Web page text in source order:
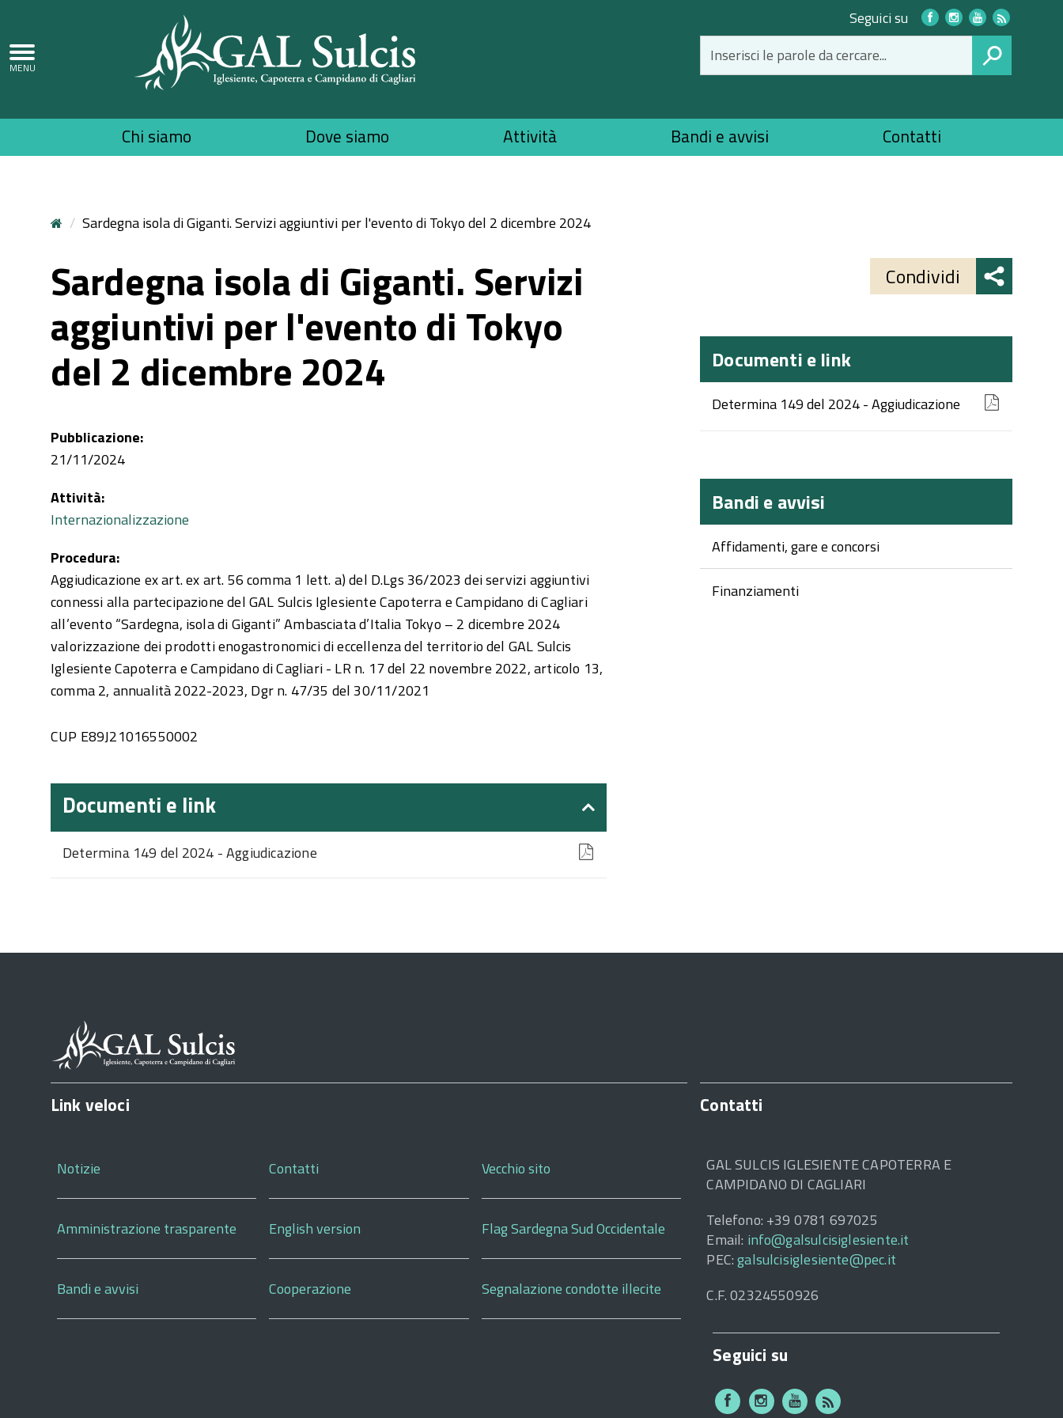
Link
social
Seguici su
Top Chi siamo Dove siamo Attività Bandi e avvisi Contatti
Sardegna isola di Giganti. Servizi aggiuntivi per l'evento di Tokyo del 2 dicembre 2024
Sardegna isola di Giganti. Servizi
aggiuntivi per l'evento di Tokyo
del 2 dicembre 2024
Pubblicazione:
21/11/2024
Attività:
Internazionalizzazione
Procedura:
Aggiudicazione ex art. ex art. 56 comma 1 lett. a) del D.Lgs 36/2023 dei servizi aggiuntivi
connessi alla partecipazione del GAL Sulcis Iglesiente Capoterra e Campidano di Cagliari
all’evento “Sardegna, isola di Giganti” Ambasciata d’Italia Tokyo – 2 dicembre 2024
valorizzazione dei prodotti enogastronomici di eccellenza del territorio del GAL Sulcis
Iglesiente Capoterra e Campidano di Cagliari - LR n. 17 del 22 novembre 2022, articolo 13,
comma 2, annualità 2022-2023, Dgr n. 47/35 del 30/11/2021
CUP E89J21016550002
Documenti e link
Determina 149 del 2024 - Aggiudicazione
Condividi
Documenti e link
Determina 149 del 2024 - Aggiudicazione
Bandi e avvisi
Affidamenti, gare e concorsi
Finanziamenti
Link veloci
Notizie
Amministrazione trasparente
Bandi e avvisi
Contatti
English version
Cooperazione
Vecchio sito
Flag Sardegna Sud Occidentale
Segnalazione condotte illecite
Contatti
GAL SULCIS IGLESIENTE CAPOTERRA E
CAMPIDANO DI CAGLIARI
Telefono: +39 0781 697025
Email: info@galsulcisiglesiente.it
PEC:galsulcisiglesiente@pec.it
C.F. 02324550926
Seguici su